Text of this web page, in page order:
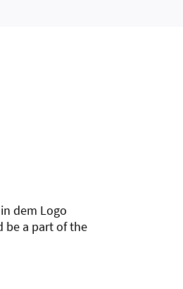
dem Logo
be a part of the